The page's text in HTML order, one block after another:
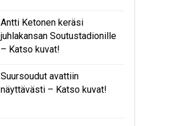
Antti Ketonen keräsi
juhlakansan Soutustadionille
– Katso kuvat!
Suursoudut avattiin
näyttävästi – Katso kuvat!